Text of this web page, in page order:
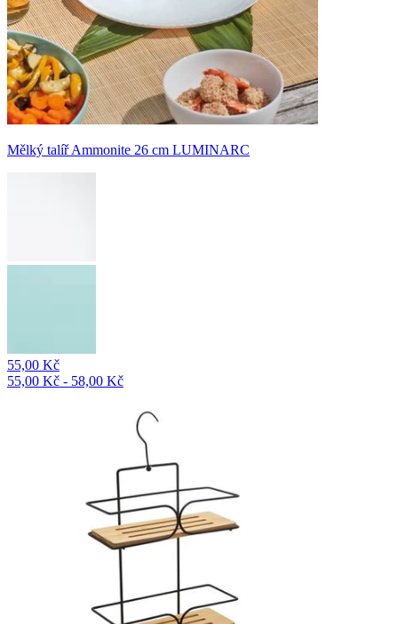
Mělký talíř Ammonite 26 cm LUMINARC
55,00 Kč
55,00 Kč - 58,00 Kč